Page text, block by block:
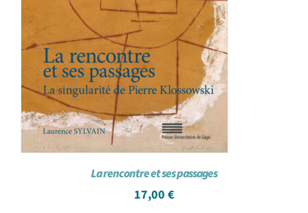
La rencontre et ses passages
17,00 €